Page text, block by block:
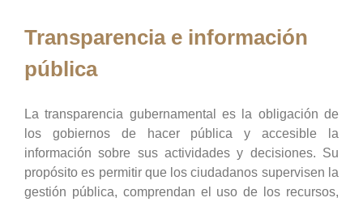
Transparencia e información
pública
La transparencia gubernamental es la obligación de
los gobiernos de hacer pública y accesible la
información sobre sus actividades y decisiones. Su
propósito es permitir que los ciudadanos supervisen la
gestión pública, comprendan el uso de los recursos,